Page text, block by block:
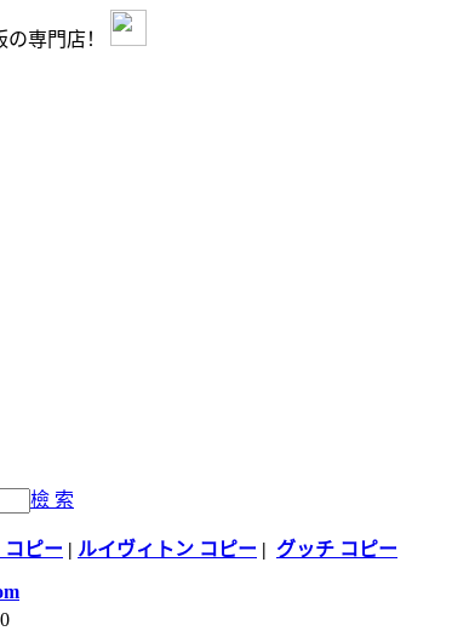
の専門店！
檢 索
コピー | ルイヴィトン コピー | グッチ コピー